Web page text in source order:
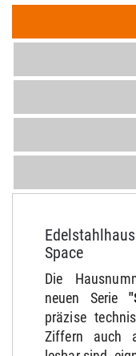
Space
Die
neuen Serie
präzise
Ziffern auch